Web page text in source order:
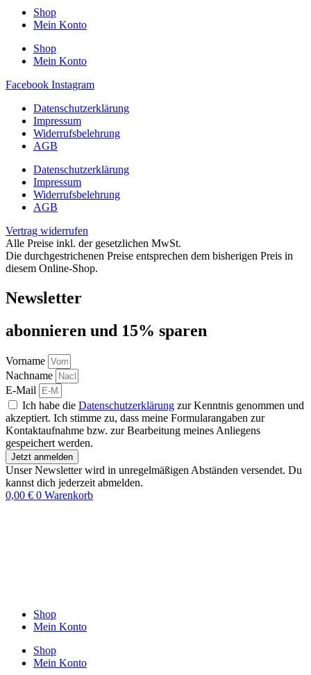
Shop
Mein Konto
Shop
Mein Konto
Facebook Instagram
Datenschutzerklärung
Impressum
Widerrufsbelehrung
AGB
Datenschutzerklärung
Impressum
Widerrufsbelehrung
AGB
Vertrag widerrufen
Alle Preise inkl. der gesetzlichen MwSt.
Die durchgestrichenen Preise entsprechen dem bisherigen Preis in
diesem Online-Shop.
Newsletter
abon­nie­ren und 15% sparen
Vorname
Nachname
E-Mail
Ich habe die Datenschutzerklärung zur Kenntnis genommen und
akzeptiert. Ich stimme zu, dass meine Formularangaben zur
Kontaktaufnahme bzw. zur Bearbeitung meines Anliegens
gespeichert werden.
Jetzt anmelden
Unser Newsletter wird in unregelmäßigen Abständen versendet. Du
kannst dich jederzeit abmelden.
0,00 € 0 Warenkorb
Shop
Mein Konto
Shop
Mein Konto